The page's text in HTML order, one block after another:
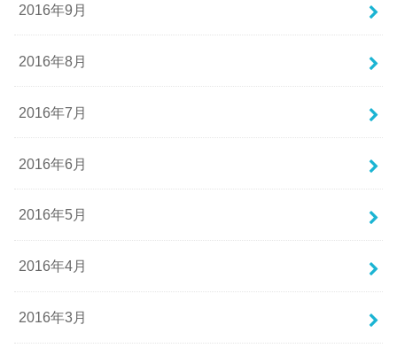
2016年9月
2016年8月
2016年7月
2016年6月
2016年5月
2016年4月
2016年3月